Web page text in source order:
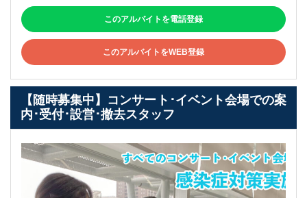
このアルバイトを電話登録
このアルバイトをWEB登録
【随時募集中】コンサート･イベント会場での案
内･受付･設営･撤去スタッフ